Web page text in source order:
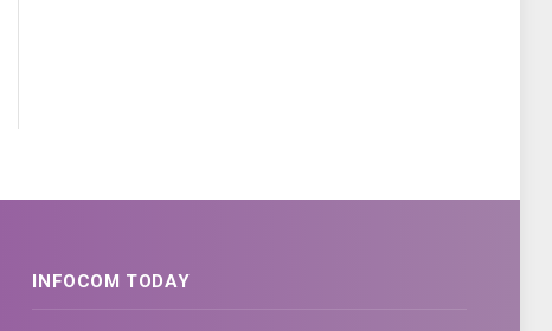
INFOCOM TODAY